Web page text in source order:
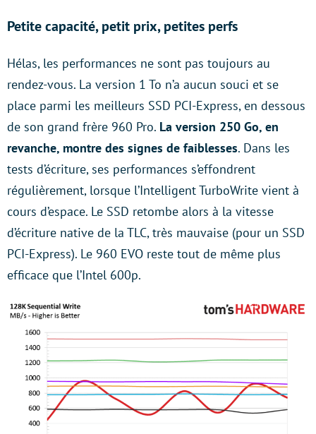
Petite capacité, petit prix, petites perfs
Hélas, les performances ne sont pas toujours au
rendez-vous. La version 1 To n’a aucun souci et se
place parmi les meilleurs SSD PCI-Express, en dessous
de son grand frère 960 Pro. La version 250 Go, en
revanche, montre des signes de faiblesses. Dans les
tests d’écriture, ses performances s’effondrent
régulièrement, lorsque l’Intelligent TurboWrite vient à
cours d’espace. Le SSD retombe alors à la vitesse
d’écriture native de la TLC, très mauvaise (pour un SSD
PCI-Express). Le 960 EVO reste tout de même plus
efficace que l’Intel 600p.